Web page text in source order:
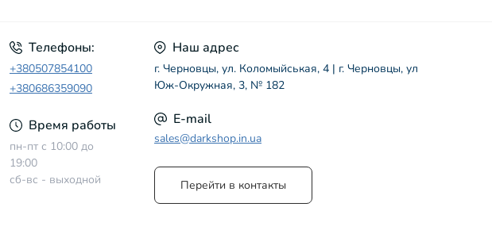
Телефоны:
+380507854100
+380686359090
Время работы
пн-пт с 10:00 до
19:00
сб-вс - выходной
Наш адрес
г. Черновцы, ул. Коломыйськая, 4 | г. Черновцы, ул
Юж-Окружная, 3, № 182
E-mail
sales@darkshop.in.ua
Перейти в контакты